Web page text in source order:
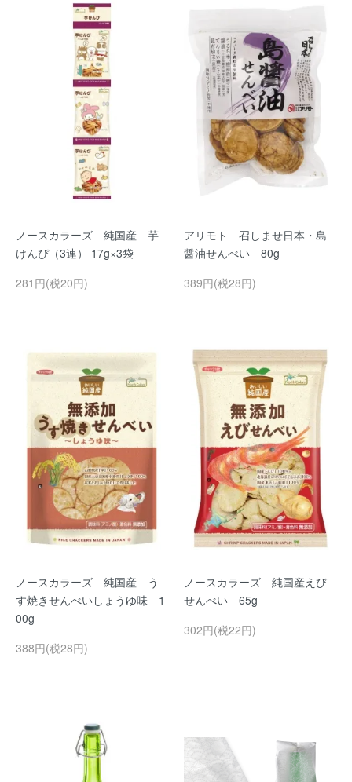
ノースカラーズ 純国産 芋
けんぴ（3連） 17g×3袋
281円(税20円)
アリモト 召しませ日本・島
醤油せんべい 80g
389円(税28円)
ノースカラーズ 純国産 う
す焼きせんべいしょうゆ味 1
00g
388円(税28円)
ノースカラーズ 純国産えび
せんべい 65g
302円(税22円)